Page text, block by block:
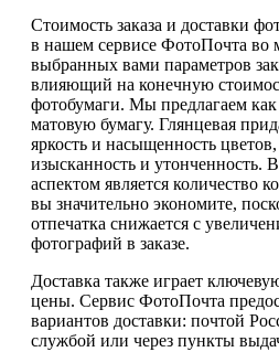
Стоимость заказа и доставки
в нашем сервисе ФотоПочта во
выбранных вами параметров
влияющий на конечную
фотобумаги. Мы предлагаем
матовую бумагу. Глянцевая
яркость и насыщенность
изысканность и
аспектом является количество
вы значительно экономите,
отпечатка снижается с
фотографий в заказе.
Доставка также играет
цены. Сервис ФотоПочта
вариантов доставки: почтой
службой или через пункты